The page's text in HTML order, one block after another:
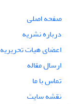
صفحه اصلی
درباره نشریه
اعضای هیات تحریریه
ارسال مقاله
تماس با ما
نقشه سایت